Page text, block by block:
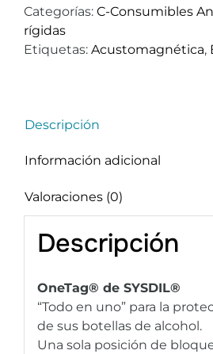
Categorías: C-Consumibles
rígidas
Etiquetas: Acustomagnética,
Descripción
Información adicional
Valoraciones (0)
Descripción
OneTag® de SYSDIL®
“Todo en uno” para la
de sus botellas de alcohol.
Una sola posición de